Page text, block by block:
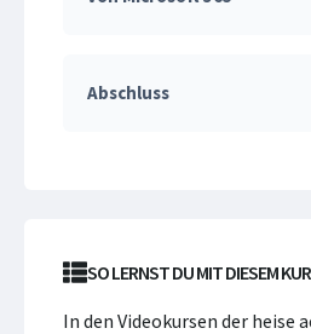
Abschluss
SO LERNST DU MIT DIESEM
In den Videokursen der heise